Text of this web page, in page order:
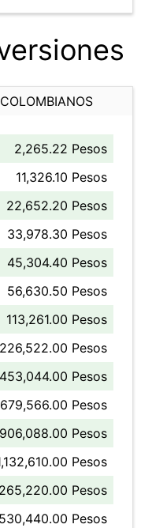
2,265.22 Pesos
11,326.10 Pesos
22,652.20 Pesos
33,978.30 Pesos
45,304.40 Pesos
56,630.50 Pesos
113,261.00 Pesos
226,522.00 Pesos
453,044.00 Pesos
679,566.00 Pesos
906,088.00 Pesos
Pesos
Pesos
Pesos